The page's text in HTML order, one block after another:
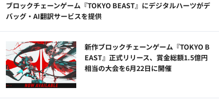
ブロックチェーンゲーム『TOKYO BEAST』にデジタルハーツがデ
バッグ・AI翻訳サービスを提供
新作ブロックチェーンゲーム『TOKYO B
EAST』正式リリース、賞金総額1.5億円
相当の大会を6月22日に開催